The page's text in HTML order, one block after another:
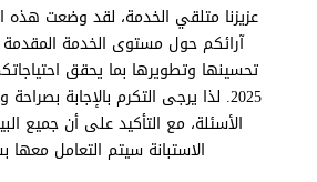
عزيزنا متلقي الخدمة، لقد وضعت هذه
آرائكم حول مستوى الخدمة
تحسينها وتطويرها بما يحقق
2025. لذا يرجى التكرم بالإجابة
الأسئلة، مع التأكيد على أن جميع
الاستبانة سيتم التعامل معها